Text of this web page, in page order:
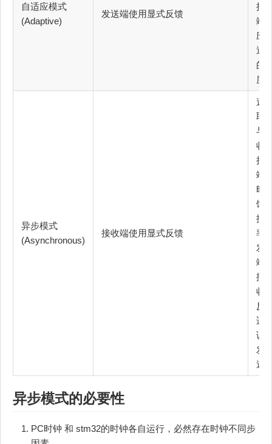
自适应模式
(Adaptive)
发送端使用显式反馈
接
端
应
送
的
度
异步模式
(Asynchronous)
接收端使用显式反馈
速
取
与
收
接
端
时
馈
据
率
发
端
据
收
反
适
调
发
速
异步模式的必要性
PC时钟 和 stm32的时钟各自运行，必然存在时钟不同步